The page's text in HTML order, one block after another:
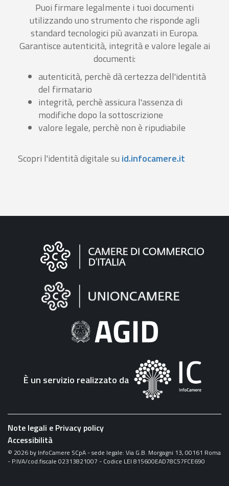
Puoi firmare legalmente i tuoi documenti
utilizzando uno strumento che risponde agli
standard tecnologici più avanzati in Europa.
Garantisce autenticità, integrità e valore legale ai
documenti:
autenticità, perchè dà certezza dell'identità
del firmatario
integrità, perchè assicura l'assenza di
modifiche dopo la sottoscrizione
valore legale, perchè non è ripudiabile
Scopri l'identità digitale su id.infocamere.it
Informazioni
"Fattura
Elettronica"
È un servizio realizzato da
Note legali e Privacy policy
Accessibilità
© 2026 by InfoCamere SCpA - sede legale: Via G.B. Morgagni 13, 00161 Roma
- P.IVA/cod.fiscale 02313821007 - Codice LEI 815600EAD78C57FCE690